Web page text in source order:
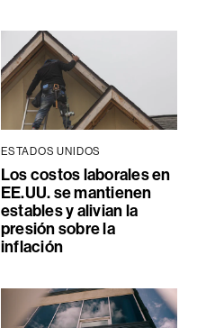
ESTADOS UNIDOS
Los costos laborales en
EE.UU. se mantienen
estables y alivian la
presión sobre la
inflación